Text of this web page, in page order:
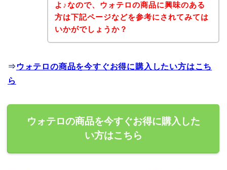
よ♪なので、ウォテロの商品に興味のある
方は下記ページなどを参考にされてみては
いかがでしょうか？
⇒ ウォテロの商品を今すぐお得に購入したい方はこち
ら
ウォテロの商品を今すぐお得に購入した
い方はこちら